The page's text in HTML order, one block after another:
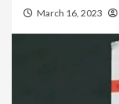
March 16, 2023